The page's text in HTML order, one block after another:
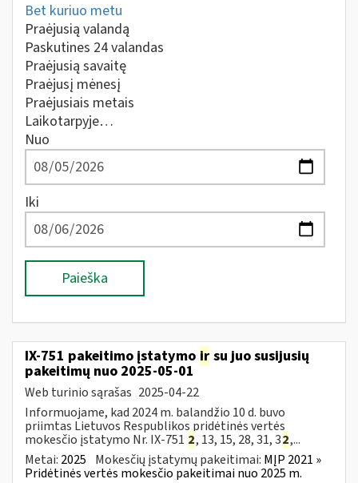
Bet kuriuo metu
Praėjusią valandą
Paskutines 24 valandas
Praėjusią savaitę
Praėjusį mėnesį
Praėjusiais metais
Laikotarpyje…
Nuo
Iki
Paieška
IX-751 pakeitimo įstatymo ir su juo susijusių
pakeitimų nuo 2025-05-01
Web turinio sąrašas 2025-04-22
Informuojame, kad 2024 m. balandžio 10 d. buvo
priimtas Lietuvos Respublikos pridėtinės vertės
mokesčio įstatymo Nr. IX-751 2, 13, 15, 28, 31, 32,...
Metai: 2025 Mokesčių įstatymų pakeitimai: MĮP 2021 »
Pridėtinės vertės mokesčio pakeitimai nuo 2025 m.